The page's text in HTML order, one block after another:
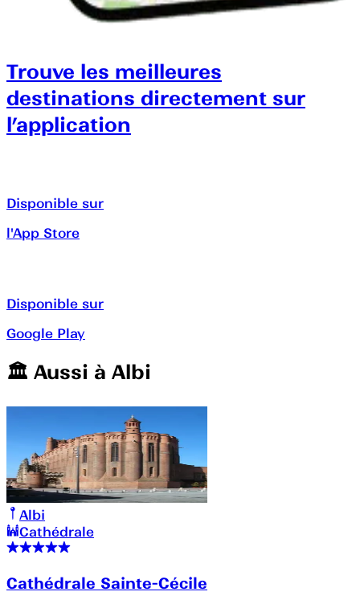
Trouve les meilleures
destinations directement sur
l’application
Disponible sur
l'App Store
Disponible sur
Google Play
🏛️️ Aussi à Albi
Albi
Cathédrale
Cathédrale Sainte-Cécile